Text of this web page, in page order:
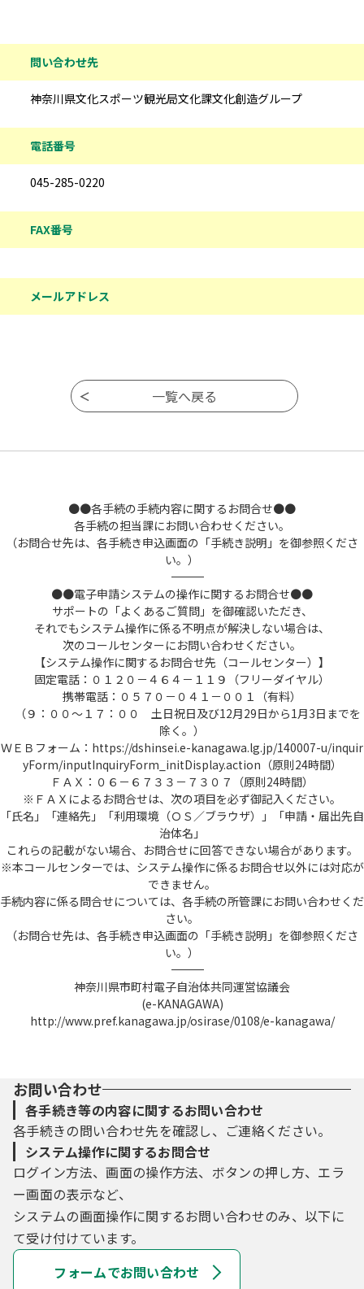
問い合わせ先
神奈川県文化スポーツ観光局文化課文化創造グループ
電話番号
045-285-0220
FAX番号
メールアドレス
●●各手続の手続内容に関するお問合せ●●
各手続の担当課にお問い合わせください。
（お問合せ先は、各手続き申込画面の「手続き説明」を御参照くださ
い。）
――――――――――――――――――――――――――――――――――――――――――――――――――
●●電子申請システムの操作に関するお問合せ●●
サポートの「よくあるご質問」を御確認いただき、
それでもシステム操作に係る不明点が解決しない場合は、
次のコールセンターにお問い合わせください。
【システム操作に関するお問合せ先（コールセンター）】
固定電話：０１２０－４６４－１１９（フリーダイヤル）
携帯電話：０５７０－０４１－００１（有料）
（９：００～１７：００ 土日祝日及び12月29日から1月3日までを
除く。）
ＷＥＢフォーム：https://dshinsei.e-kanagawa.lg.jp/140007-u/inquir
yForm/inputInquiryForm_initDisplay.action（原則24時間）
ＦＡＸ：０６－６７３３－７３０７（原則24時間）
※ＦＡＸによるお問合せは、次の項目を必ず御記入ください。
「氏名」「連絡先」「利用環境（ＯＳ／ブラウザ）」「申請・届出先自
治体名」
これらの記載がない場合、お問合せに回答できない場合があります。
※本コールセンターでは、システム操作に係るお問合せ以外には対応が
できません。
手続内容に係る問合せについては、各手続の所管課にお問い合わせくだ
さい。
（お問合せ先は、各手続き申込画面の「手続き説明」を御参照くださ
い。）
――――――――――――――――――――――――――――――――――――――――――――――――――
神奈川県市町村電子自治体共同運営協議会
(e-KANAGAWA)
http://www.pref.kanagawa.jp/osirase/0108/e-kanagawa/
お問い合わせ
各手続き等の内容に関するお問い合わせ
各手続きの問い合わせ先を確認し、ご連絡ください。
システム操作に関するお問合せ
ログイン方法、画面の操作方法、ボタンの押し方、エラ
ー画面の表示など、
システムの画面操作に関するお問い合わせのみ、以下に
て受け付けています。
フォームでお問い合わせ